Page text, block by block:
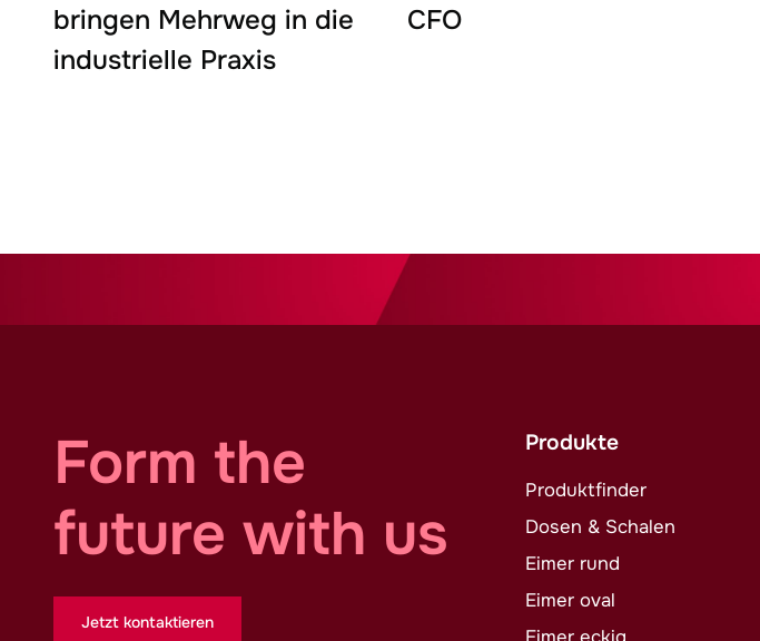
bringen Mehrweg in die
industrielle Praxis
CFO
Form the
future with us
Jetzt kontaktieren
Produkte
Produktfinder
Dosen & Schalen
Eimer rund
Eimer oval